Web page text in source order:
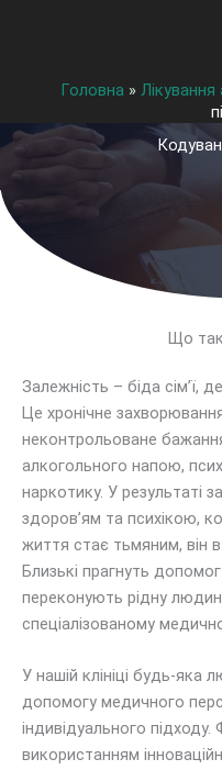
Головна » Лікування
Що
Залежність – біда
Це хронічне
неконтрольоване
алкогольного напою,
наркотику. У результаті
здоров’ям та психікою,
життя стає тьмяним, він
Близькі прагнуть
переконують рідну
спеціалізованому
У нашій клініці будь-яка
допомогу медичного
індивідуального підходу.
використанням